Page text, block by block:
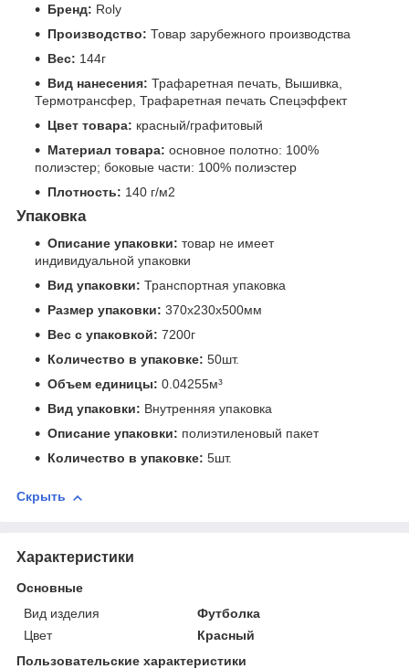
Бренд: Roly
Производство: Товар зарубежного производства
Вес: 144г
Вид нанесения: Трафаретная печать, Вышивка,
Термотрансфер, Трафаретная печать Спецэффект
Цвет товара: красный/графитовый
Материал товара: основное полотно: 100%
полиэстер; боковые части: 100% полиэстер
Плотность: 140 г/м2
Упаковка
Описание упаковки: товар не имеет
индивидуальной упаковки
Вид упаковки: Транспортная упаковка
Размер упаковки: 370x230x500мм
Вес с упаковкой: 7200г
Количество в упаковке: 50шт.
Объем единицы: 0.04255м³
Вид упаковки: Внутренняя упаковка
Описание упаковки: полиэтиленовый пакет
Количество в упаковке: 5шт.
Скрыть
Характеристики
Основные
Вид изделия
Футболка
Цвет
Красный
Пользовательские характеристики